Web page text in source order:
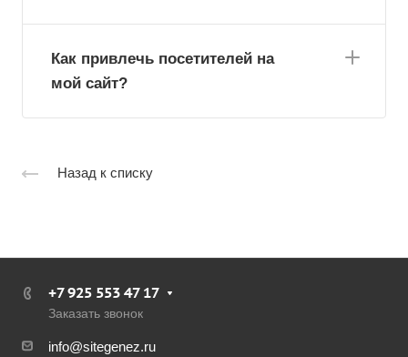
Как привлечь посетителей на
мой сайт?
Назад к списку
+7 925 553 47 17
Заказать звонок
info@sitegenez.ru